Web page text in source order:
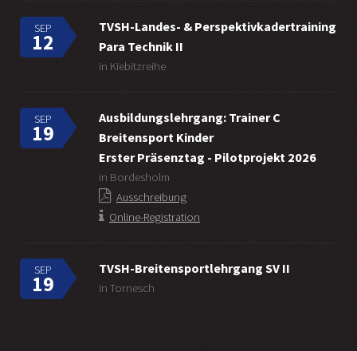
SEP
12
TVSH-Landes- & Perspektivkadertraining
Para Technik II
in Kiebitzreihe
SEP
19
Ausbildungslehrgang: Trainer C
Breitensport Kinder
Erster Präsenztag - Pilotprojekt 2026
in Bordesholm
Ausschreibung
Online-Registration
SEP
19
TVSH-Breitensportlehrgang SV II
in Tornesch